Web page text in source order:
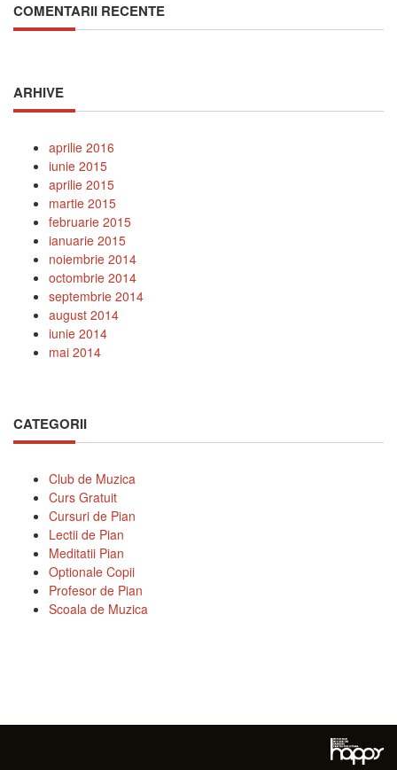
COMENTARII RECENTE
ARHIVE
aprilie 2016
iunie 2015
aprilie 2015
martie 2015
februarie 2015
ianuarie 2015
noiembrie 2014
octombrie 2014
septembrie 2014
august 2014
iunie 2014
mai 2014
CATEGORII
Club de Muzica
Curs Gratuit
Cursuri de Pian
Lectii de Pian
Meditatii Pian
Optionale Copii
Profesor de Pian
Scoala de Muzica